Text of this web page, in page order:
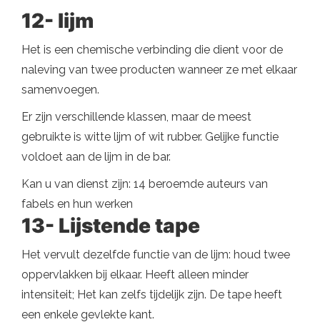
12- lijm
Het is een chemische verbinding die dient voor de
naleving van twee producten wanneer ze met elkaar
samenvoegen.
Er zijn verschillende klassen, maar de meest
gebruikte is witte lijm of wit rubber. Gelijke functie
voldoet aan de lijm in de bar.
Kan u van dienst zijn: 14 beroemde auteurs van
fabels en hun werken
13- Lijstende tape
Het vervult dezelfde functie van de lijm: houd twee
oppervlakken bij elkaar. Heeft alleen minder
intensiteit; Het kan zelfs tijdelijk zijn. De tape heeft
een enkele gevlekte kant.